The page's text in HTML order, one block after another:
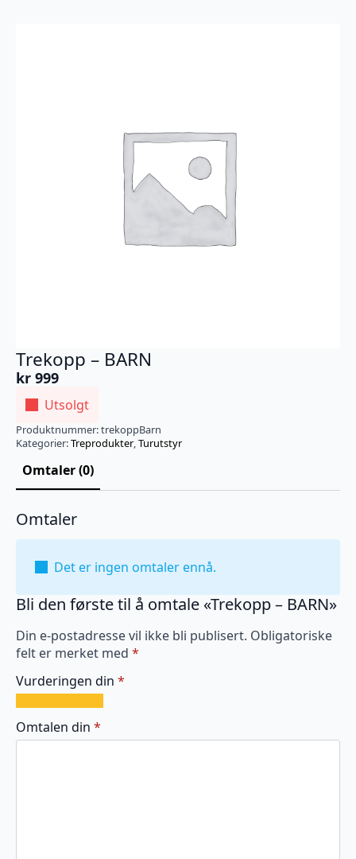
Trekopp – BARN
kr 999
Utsolgt
Produktnummer:trekoppBarn
Kategorier:Treprodukter,Turutstyr
Omtaler (0)
Omtaler
Det er ingen omtaler ennå.
Bli den første til å omtale «Trekopp – BARN»
Din e-postadresse vil ikke bli publisert. Obligatoriske
felt er merket med *
Vurderingen din *
av
5
av
5
av
5
av
5
av
5
Omtalen din *